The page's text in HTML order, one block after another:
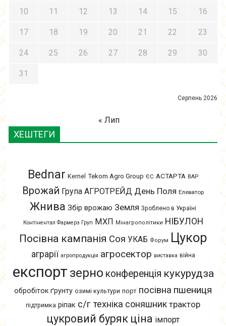
Серпень 2026
10 11 12 13 14 15 16
17 18 19 20 21 22 23
24 25 26 27 28 29 30
31
« Лип
ХЕШТЕГИ
Bednar Kernel Tekom Agro Group ЄС АСТАРТА ВАР
Врожай Група АГРОТРЕЙД День Поля Елеватор
Жнива Збір врожаю Земля Зроблено в Україні
Контінентал Фармерз Груп МХП Мінагрополітики НІБУЛОН
Посівна кампанія Соя УКАБ Форум Цукор
аграрії агропродукція агросектор виставка війна
експорт зерно конференція кукурудза
обробіток ґрунту озимі культури порт посівна пшениця
підтримка ріпак с/г техніка соняшник трактор
цукровий буряк ціна імпорт